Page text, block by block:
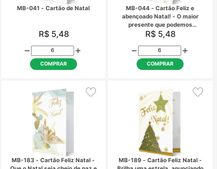
COMPRAR COMPRAR
MB-027 - Cartão Feliz Natal!
R$ 5,48
MB-028 - Cartão
R$ 5,48